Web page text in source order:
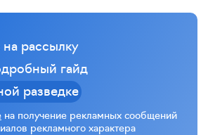
рассылку
гайд
разведке
на получение рекламных сообщений
рекламного характера